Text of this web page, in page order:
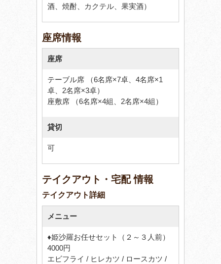
酒、焼酎、カクテル、果実酒）
座席情報
座席
テーブル席 （6名席×7卓、4名席×1
卓、2名席×3卓）
座敷席 （6名席×4組、2名席×4組）
貸切
可
テイクアウト・宅配 情報
テイクアウト詳細
メニュー
♦姫沙羅お任せセット（２～３人前）
4000円
エビフライ / ヒレカツ / ロースカツ /